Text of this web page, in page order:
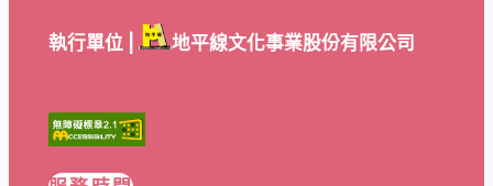
執行單位 | 地平線文化事業股份有限公司